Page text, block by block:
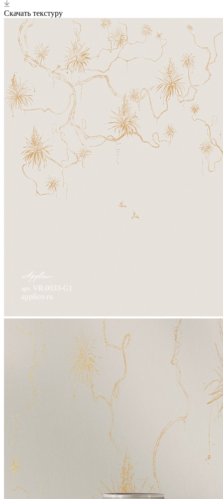
Скачать текстуру